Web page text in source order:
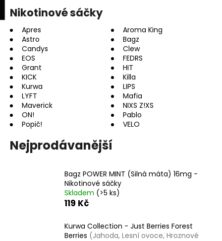
Přejít
na
obsah
Nikotinové sáčky
Apres
Aroma King
Astro
Bagz
Candys
Clew
EOS
FEDRS
Grant
HIT
KICK
Killa
Kurwa
LIPS
LYFT
Mafia
Maverick
NIXS Z!XS
ON!
Pablo
Popič!
VELO
Nejprodávanější
Bagz POWER MINT (Silná máta) 16mg -
Nikotinové sáčky
Skladem (>5 ks)
119 Kč
Kurwa Collection - Just Berries Forest
Berries (Jahoda, Lesní ovoce, Hroznové
o
C
o
p
o
t
ř
e
b